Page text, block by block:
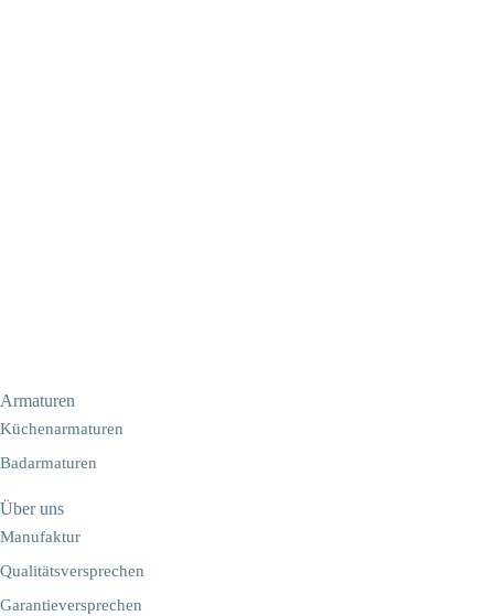
Armaturen
Küchenarmaturen
Badarmaturen
Über uns
Manufaktur
Qualitätsversprechen
Garantieversprechen